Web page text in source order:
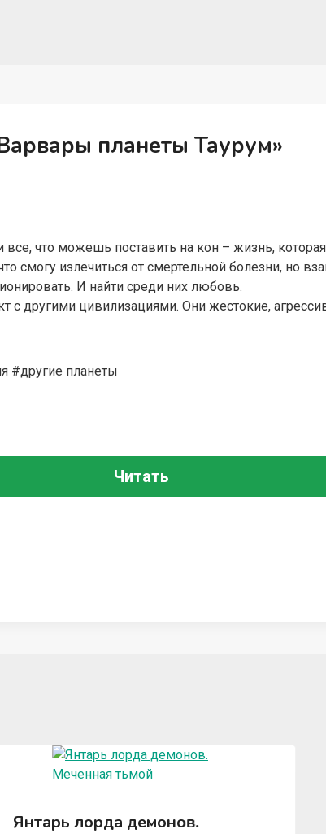
планеты Таурум»
что можешь поставить на кон – жизнь, которая
смогу излечиться от смертельной болезни, но
И найти среди них любовь.
с другими цивилизациями. Они жестокие,
#другие планеты
Читать
Янтарь лорда демонов.